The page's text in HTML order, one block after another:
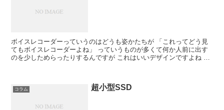
ボイスレコーダーっていうのはどうも姿かたちが 「これってどう見
てもボイスレコーダーよね」 っていうものが多くて何か人前に出す
のを少しためらったりするんですが これはいいデザインですよね 株
コラム 超小型SSD